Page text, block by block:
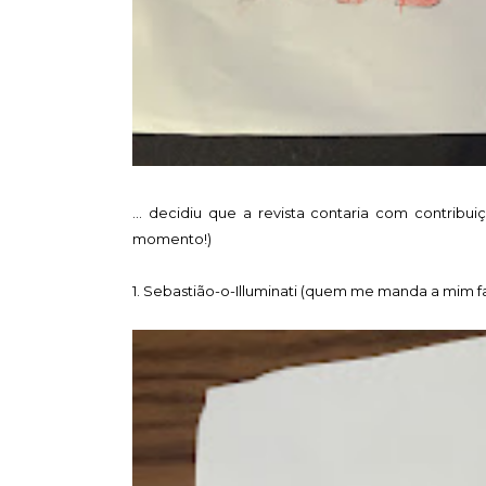
... decidiu que a revista contaria com
momento!)
1. Sebastião-o-Illuminati (quem me manda a mim